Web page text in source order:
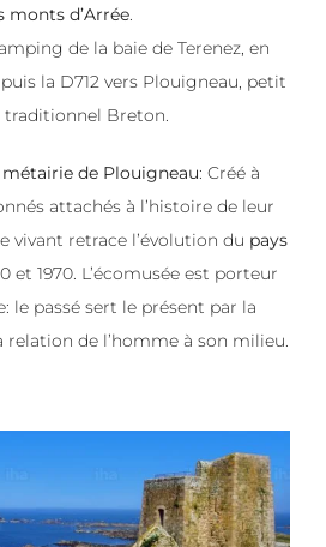
monts d’Arrée.
de la baie de Terenez, en
la D712 vers Plouigneau, petit
traditionnel Breton.
métairie de Plouigneau: Créé à
attachés à l’histoire de leur
vivant retrace l’évolution du pays
et 1970. L’écomusée est porteur
le passé sert le présent par la
de l’homme à son milieu.